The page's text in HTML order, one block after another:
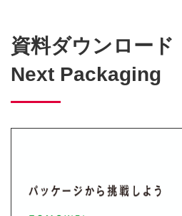
資料ダウンロード
Next Packaging